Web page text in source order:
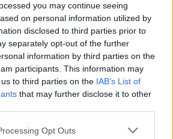
you may continue seeing
on personal information utilized by
disclosed to third parties prior to
separately opt-out of the further
information by third parties on the
participants. This information may
to third parties on the IAB’s List of
that may further disclose it to other
Opt Outs